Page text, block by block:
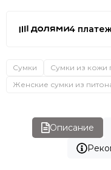
4
Сумки Сумки из кожи
Женские сумки из
Описание